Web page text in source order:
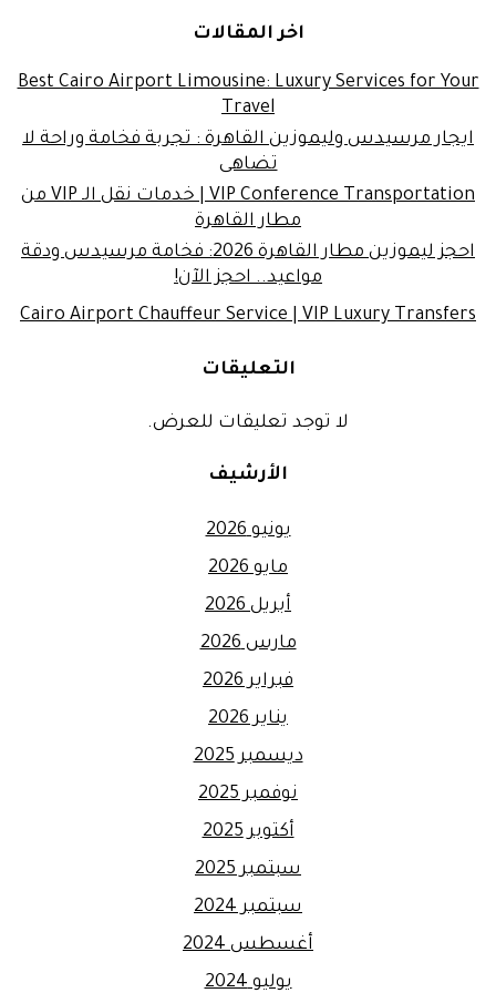
اخر المقالات
Best Cairo Airport Limousine: Luxury Services for Your
Travel
ايجار مرسيدس وليموزين القاهرة : تجربة فخامة وراحة لا
تضاهى
VIP Conference Transportation | خدمات نقل الـ VIP من
مطار القاهرة
احجز ليموزين مطار القاهرة 2026: فخامة مرسيدس ودقة
مواعيد.. احجز الآن!
Cairo Airport Chauffeur Service | VIP Luxury Transfers
التعليقات
لا توجد تعليقات للعرض.
الأرشيف
يونيو 2026
مايو 2026
أبريل 2026
مارس 2026
فبراير 2026
يناير 2026
ديسمبر 2025
نوفمبر 2025
أكتوبر 2025
سبتمبر 2025
سبتمبر 2024
أغسطس 2024
يوليو 2024